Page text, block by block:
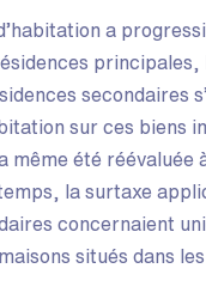
a
principales,
secondaires
sur ces biens
même été réévaluée
la surtaxe
concernaient
situés dans